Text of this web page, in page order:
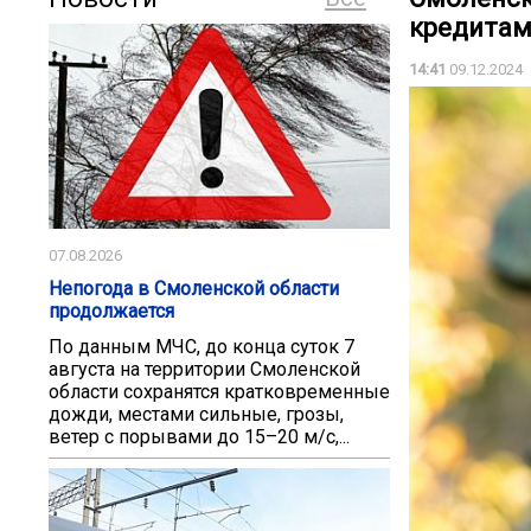
07.08.2026
Непогода в Смоленской области
продолжается
По данным МЧС, до конца суток 7
августа на территории Смоленской
области сохранятся кратковременные
дожди, местами сильные, грозы,
ветер с порывами до 15–20 м/с,...
кредитам
14:41 09.12.2024